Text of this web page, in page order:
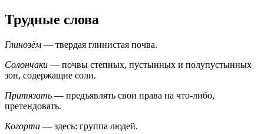
Трудные слова
Глинозём — твердая глинистая почва.
Солончаки — почвы степных, пустынных и полупустынных
зон, содержащие соли.
Притязать — предъявлять свои права на что-либо,
претендовать.
Когорта — здесь: группа людей.